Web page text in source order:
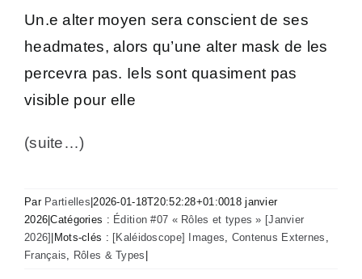
Un.e alter moyen sera conscient de ses
headmates, alors qu’une alter mask de les
percevra pas. Iels sont quasiment pas
visible pour elle
(suite…)
Par Partielles|2026-01-18T20:52:28+01:0018 janvier
2026|Catégories : Édition #07 « Rôles et types » [Janvier
2026]|Mots-clés : [Kaléidoscope] Images Contenus Externes
Français
Rôles & Types |